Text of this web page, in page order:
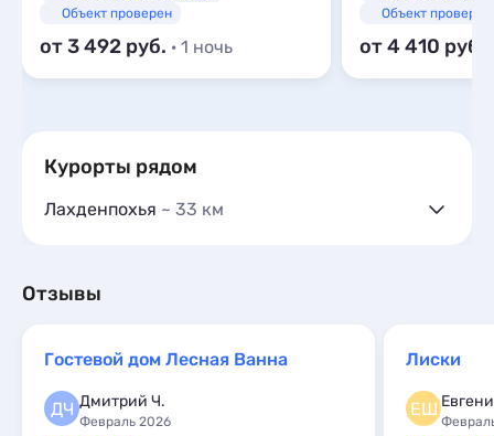
Объект проверен
от 3 492 · 1 ночь
Объект проверен
от 4 410
Курорты рядом
Лахденпохья ~ 33 км
Гостиницы и отели
Базы отдыха 7
Мини-отели 2
Кемпинги 1
Отзывы
Гостевой дом Лесная Ванна
ДЧ Дмитрий Ч.
Февраль 2026
Лиски
ЕШ